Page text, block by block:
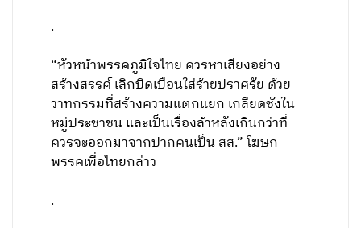
.
“หัวหน้าพรรคภูมิใจไทย ควรหาเสียงอย่าง
สร้างสรรค์ เลิกบิดเบือนใส่ร้ายปราศรัย ด้วย
วาทกรรมที่สร้างความแตกแยก เกลียดชังใน
หมู่ประชาชน และเป็นเรื่องล้าหลังเกินกว่าที่
ควรจะออกมาจากปากคนเป็น สส.” โฆษก
พรรคเพื่อไทยกล่าว
.